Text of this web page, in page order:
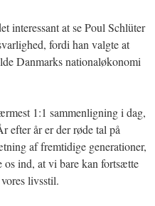
interessant at se Poul Schlüter
fordi han valgte at
Danmarks nationaløkonomi
1:1 sammenligning i dag,
efter år er der røde tal på
af fremtidige generationer,
ind, at vi bare kan fortsætte
livsstil.